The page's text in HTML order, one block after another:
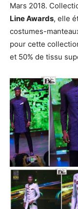
Mars 2018.
Line Awards, elle
costumes-
pour cette
et 50% de tissu